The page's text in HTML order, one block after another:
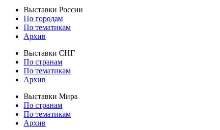
Выставки России
По городам
По тематикам
Архив
Выставки СНГ
По странам
По тематикам
Архив
Выставки Мира
По странам
По тематикам
Архив